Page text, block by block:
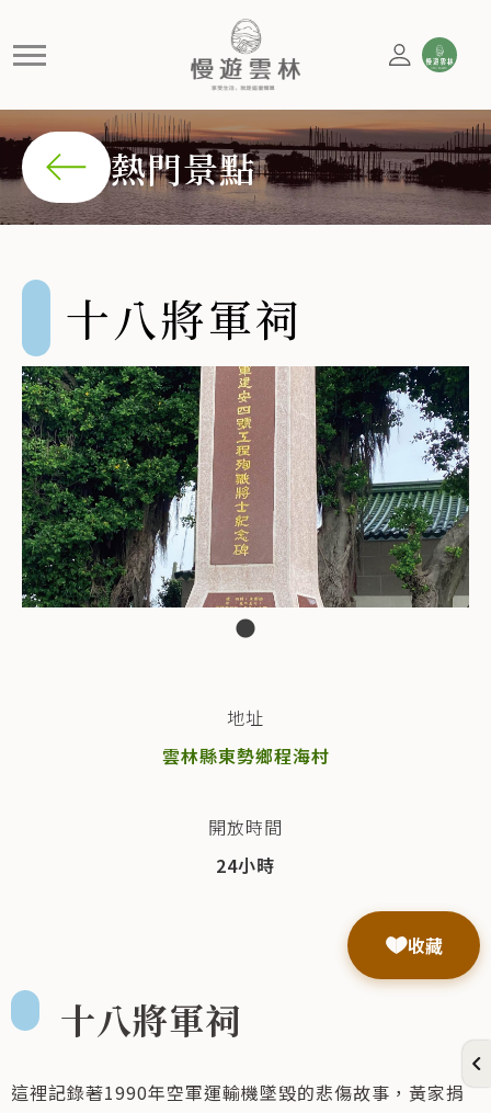
這裡記錄著1990年空軍運輸機墜毀的悲傷故事，黃家捐地
熱門景點
十八將軍祠
地址
雲林縣東勢鄉程海村
開放時間
24小時
十八將軍祠
這裡記錄著1990年空軍運輸機墜毀的悲傷故事，黃家捐
收藏